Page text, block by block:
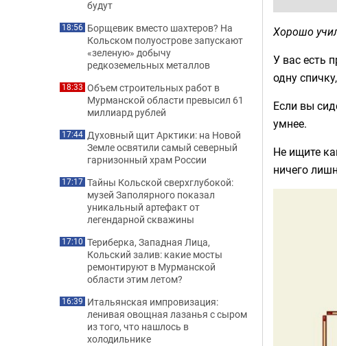
Хорошо
У вас есть
одну
Если вы
умнее.
Не ищите
ничего
будут
18:56 Борщевик вместо шахтеров? На
Кольском полуострове запускают
«зеленую» добычу
редкоземельных металлов
18:33 Объем строительных работ в
Мурманской области превысил 61
миллиард рублей
17:44 Духовный щит Арктики: на Новой
Земле освятили самый северный
гарнизонный храм России
17:17 Тайны Кольской сверхглубокой:
музей Заполярного показал
уникальный артефакт от
легендарной скважины
17:10 Териберка, Западная Лица,
Кольский залив: какие мосты
ремонтируют в Мурманской
области этим летом?
16:39 Итальянская импровизация:
ленивая овощная лазанья с сыром
из того, что нашлось в
холодильнике